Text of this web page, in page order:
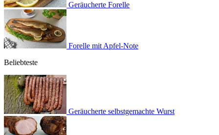
Geräucherte Forelle
Forelle mit Apfel-Note
Beliebteste
Geräucherte selbstgemachte Wurst